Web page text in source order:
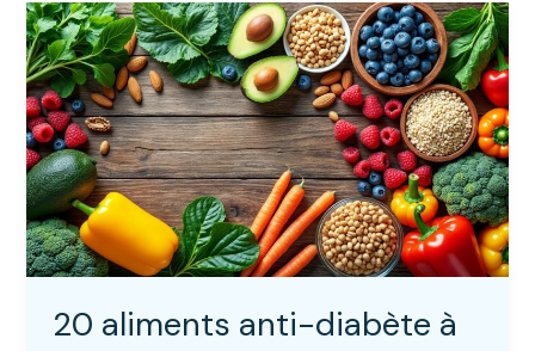
:
quels
sont
les
bons
taux
à
surveiller
?
20 aliments anti-diabète à